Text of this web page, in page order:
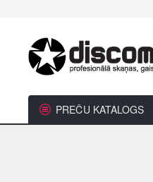
PREČU KATALOGS